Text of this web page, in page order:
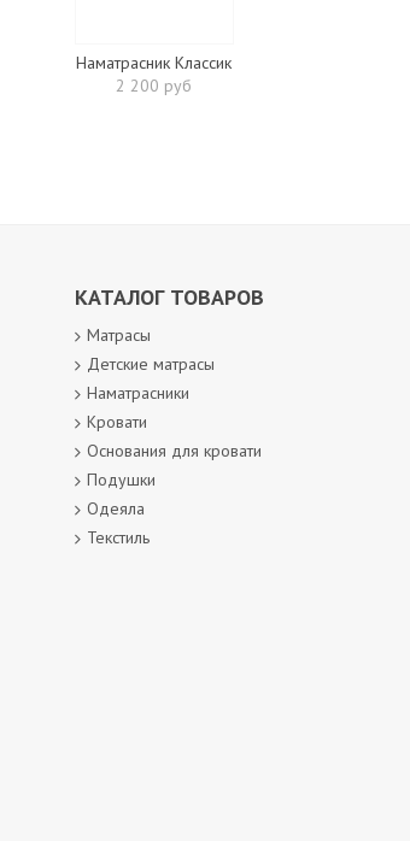
Наматрасник Классик
2 200 руб
КАТАЛОГ ТОВАРОВ
Матрасы
Детские матрасы
Наматрасники
Кровати
Основания для кровати
Подушки
Одеяла
Текстиль